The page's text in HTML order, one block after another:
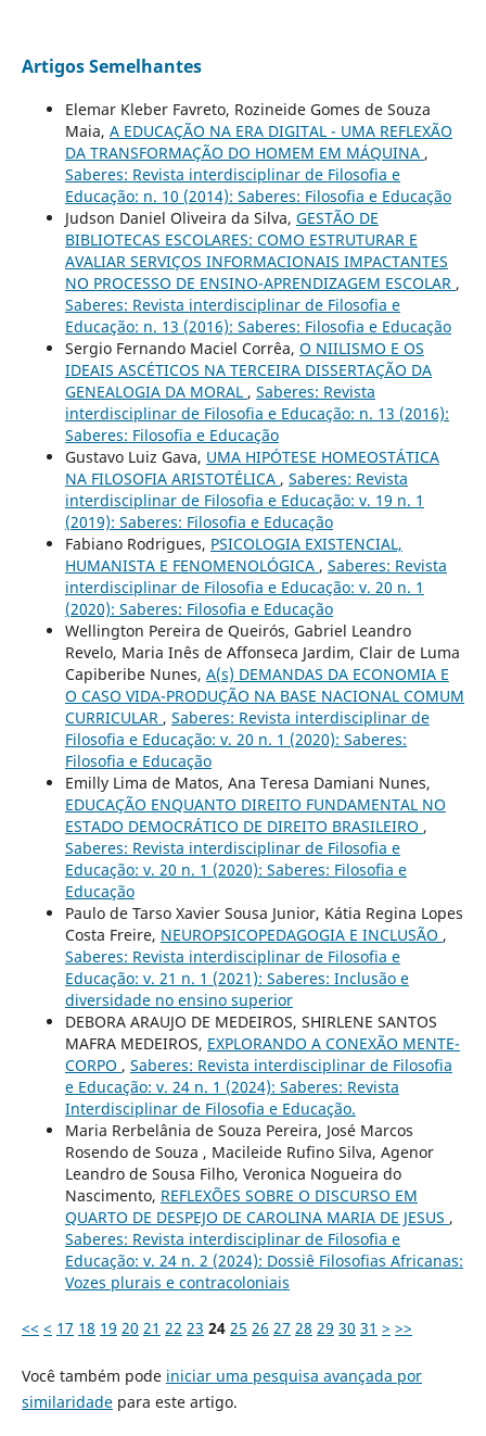
Artigos Semelhantes
Elemar Kleber Favreto, Rozineide Gomes de Souza
Maia, A EDUCAÇÃO NA ERA DIGITAL - UMA REFLEXÃO
DA TRANSFORMAÇÃO DO HOMEM EM MÁQUINA ,
Saberes: Revista interdisciplinar de Filosofia e
Educação: n. 10 (2014): Saberes: Filosofia e Educação
Judson Daniel Oliveira da Silva, GESTÃO DE
BIBLIOTECAS ESCOLARES: COMO ESTRUTURAR E
AVALIAR SERVIÇOS INFORMACIONAIS IMPACTANTES
NO PROCESSO DE ENSINO-APRENDIZAGEM ESCOLAR ,
Saberes: Revista interdisciplinar de Filosofia e
Educação: n. 13 (2016): Saberes: Filosofia e Educação
Sergio Fernando Maciel Corrêa, O NIILISMO E OS
IDEAIS ASCÉTICOS NA TERCEIRA DISSERTAÇÃO DA
GENEALOGIA DA MORAL , Saberes: Revista
interdisciplinar de Filosofia e Educação: n. 13 (2016):
Saberes: Filosofia e Educação
Gustavo Luiz Gava, UMA HIPÓTESE HOMEOSTÁTICA
NA FILOSOFIA ARISTOTÉLICA , Saberes: Revista
interdisciplinar de Filosofia e Educação: v. 19 n. 1
(2019): Saberes: Filosofia e Educação
Fabiano Rodrigues, PSICOLOGIA EXISTENCIAL,
HUMANISTA E FENOMENOLÓGICA , Saberes: Revista
interdisciplinar de Filosofia e Educação: v. 20 n. 1
(2020): Saberes: Filosofia e Educação
Wellington Pereira de Queirós, Gabriel Leandro
Revelo, Maria Inês de Affonseca Jardim, Clair de Luma
Capiberibe Nunes, A(s) DEMANDAS DA ECONOMIA E
O CASO VIDA-PRODUÇÃO NA BASE NACIONAL COMUM
CURRICULAR , Saberes: Revista interdisciplinar de
Filosofia e Educação: v. 20 n. 1 (2020): Saberes:
Filosofia e Educação
Emilly Lima de Matos, Ana Teresa Damiani Nunes,
EDUCAÇÃO ENQUANTO DIREITO FUNDAMENTAL NO
ESTADO DEMOCRÁTICO DE DIREITO BRASILEIRO ,
Saberes: Revista interdisciplinar de Filosofia e
Educação: v. 20 n. 1 (2020): Saberes: Filosofia e
Educação
Paulo de Tarso Xavier Sousa Junior, Kátia Regina Lopes
Costa Freire, NEUROPSICOPEDAGOGIA E INCLUSÃO ,
Saberes: Revista interdisciplinar de Filosofia e
Educação: v. 21 n. 1 (2021): Saberes: Inclusão e
diversidade no ensino superior
DEBORA ARAUJO DE MEDEIROS, SHIRLENE SANTOS
MAFRA MEDEIROS, EXPLORANDO A CONEXÃO MENTE-
CORPO , Saberes: Revista interdisciplinar de Filosofia
e Educação: v. 24 n. 1 (2024): Saberes: Revista
Interdisciplinar de Filosofia e Educação.
Maria Rerbelânia de Souza Pereira, José Marcos
Rosendo de Souza , Macileide Rufino Silva, Agenor
Leandro de Sousa Filho, Veronica Nogueira do
Nascimento, REFLEXÕES SOBRE O DISCURSO EM
QUARTO DE DESPEJO DE CAROLINA MARIA DE JESUS ,
Saberes: Revista interdisciplinar de Filosofia e
Educação: v. 24 n. 2 (2024): Dossiê Filosofias Africanas:
Vozes plurais e contracoloniais
<< < 17 18 19 20 21 22 23 24 25 26 27 28 29 30 31 > >>
Você também pode iniciar uma pesquisa avançada por
similaridadepara este artigo.